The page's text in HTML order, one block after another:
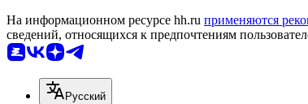
На информационном ресурсе hh.ru применяются
сведений, относящихся к предпочтениям
Русский